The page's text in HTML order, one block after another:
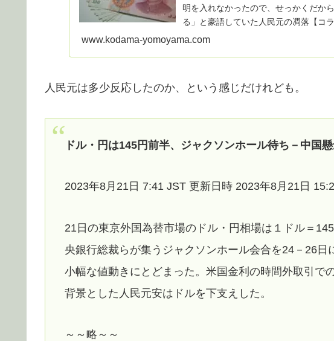
明を入れなかったので、せっかくだか
る」と豪語していた人民元の凋落【コ
民元の...
www.kodama-yomoyama.com
人民元は多少反応したのか、という感じだけれども。
ドル・円は145円前半、ジャクソンホール待ち－中国
2023年8月21日 7:41 JST 更新日時 2023年8月21日
21日の東京外国為替市場のドル・円相場は１ドル＝
央銀行総裁らが集うジャクソンホール会合を24－26日
小幅な値動きにとどまった。米国金利の時間外取引で
背景とした人民元安はドルを下支えした。
～～略～～